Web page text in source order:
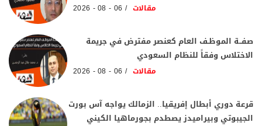
مقالات 06 - 08 - 2026
صفــة الموظـف العام كعنصر مفترض في جريمة
الاختلاس وفقاً للنظام السعودي
مقالات 06 - 08 - 2026
قرعة دوري أبطال إفريقيا.. الزمالك يواجه آس بورت
الجيبوتي وبيراميدز يصطدم بجورماهيا الكيني